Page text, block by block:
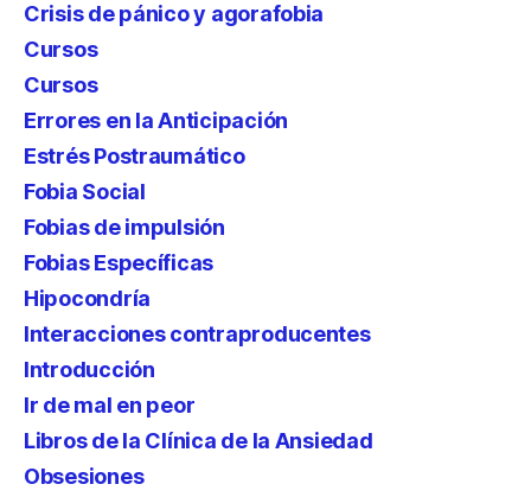
Crisis de pánico y agorafobia
Cursos
Cursos
Errores en la Anticipación
Estrés Postraumático
Fobia Social
Fobias de impulsión
Fobias Específicas
Hipocondría
Interacciones contraproducentes
Introducción
Ir de mal en peor
Libros de la Clínica de la Ansiedad
Obsesiones